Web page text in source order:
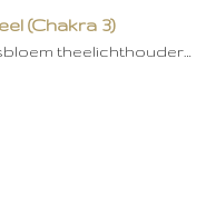
(Chakra 3)
theelichthouder…